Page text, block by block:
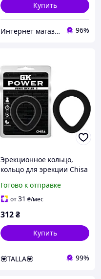
Купить
Интернет магазин ФЕЕРИЯ 96%
Эрекционное кольцо,
кольцо для эрекции Chisa
Готово к отправке
от31 ₴/мес
312₴
Купить
💟TALLA💟 99%